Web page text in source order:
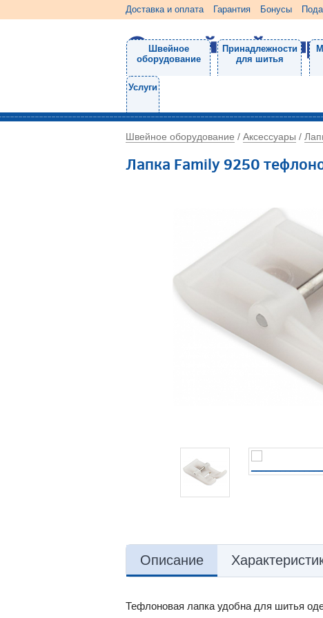
Доставка и оплата Гарантия Бонусы
Швейное
оборудование
Принадлежности
для шитья
Услуги
Швейное оборудование / Аксессуары /
Лапка Family 9250
Описание
Тефлоновая лапка удобна для шитья